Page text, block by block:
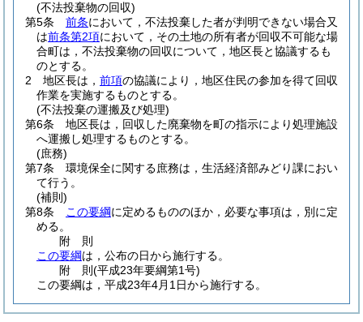
(不法投棄物の回収)
第5条
前条において，不法投棄した者が判明できない場合又
は前条第2項において，その土地の所有者が回収不可能な場
合町は，不法投棄物の回収について，地区長と協議するも
のとする。
2
地区長は， 前項の協議により，地区住民の参加を得て回収
作業を実施するものとする。
(不法投棄の運搬及び処理)
第6条
地区長は，回収した廃棄物を町の指示により処理施設
へ運搬し処理するものとする。
(庶務)
第7条
環境保全に関する庶務は，生活経済部みどり課におい
て行う。
(補則)
第8条
この要綱に定めるもののほか，必要な事項は，別に定
める。
附 則
この要綱は，公布の日から施行する。
附 則(平成23年要綱第1号)
この要綱は，平成23年4月1日から施行する。